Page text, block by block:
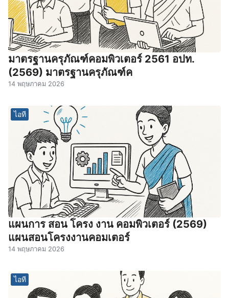
มาตรฐานครุภัณฑ์คอมพิวเตอร์ 2561 อปท.
(2569) มาตรฐานครุภัณฑ์ค
14 พฤษภาคม 2026
ไอที
แผนการ สอน โครง งาน คอมพิวเตอร์ (2569)
แผนสอนโครงงานคอมเตอร์
14 พฤษภาคม 2026
ไอที